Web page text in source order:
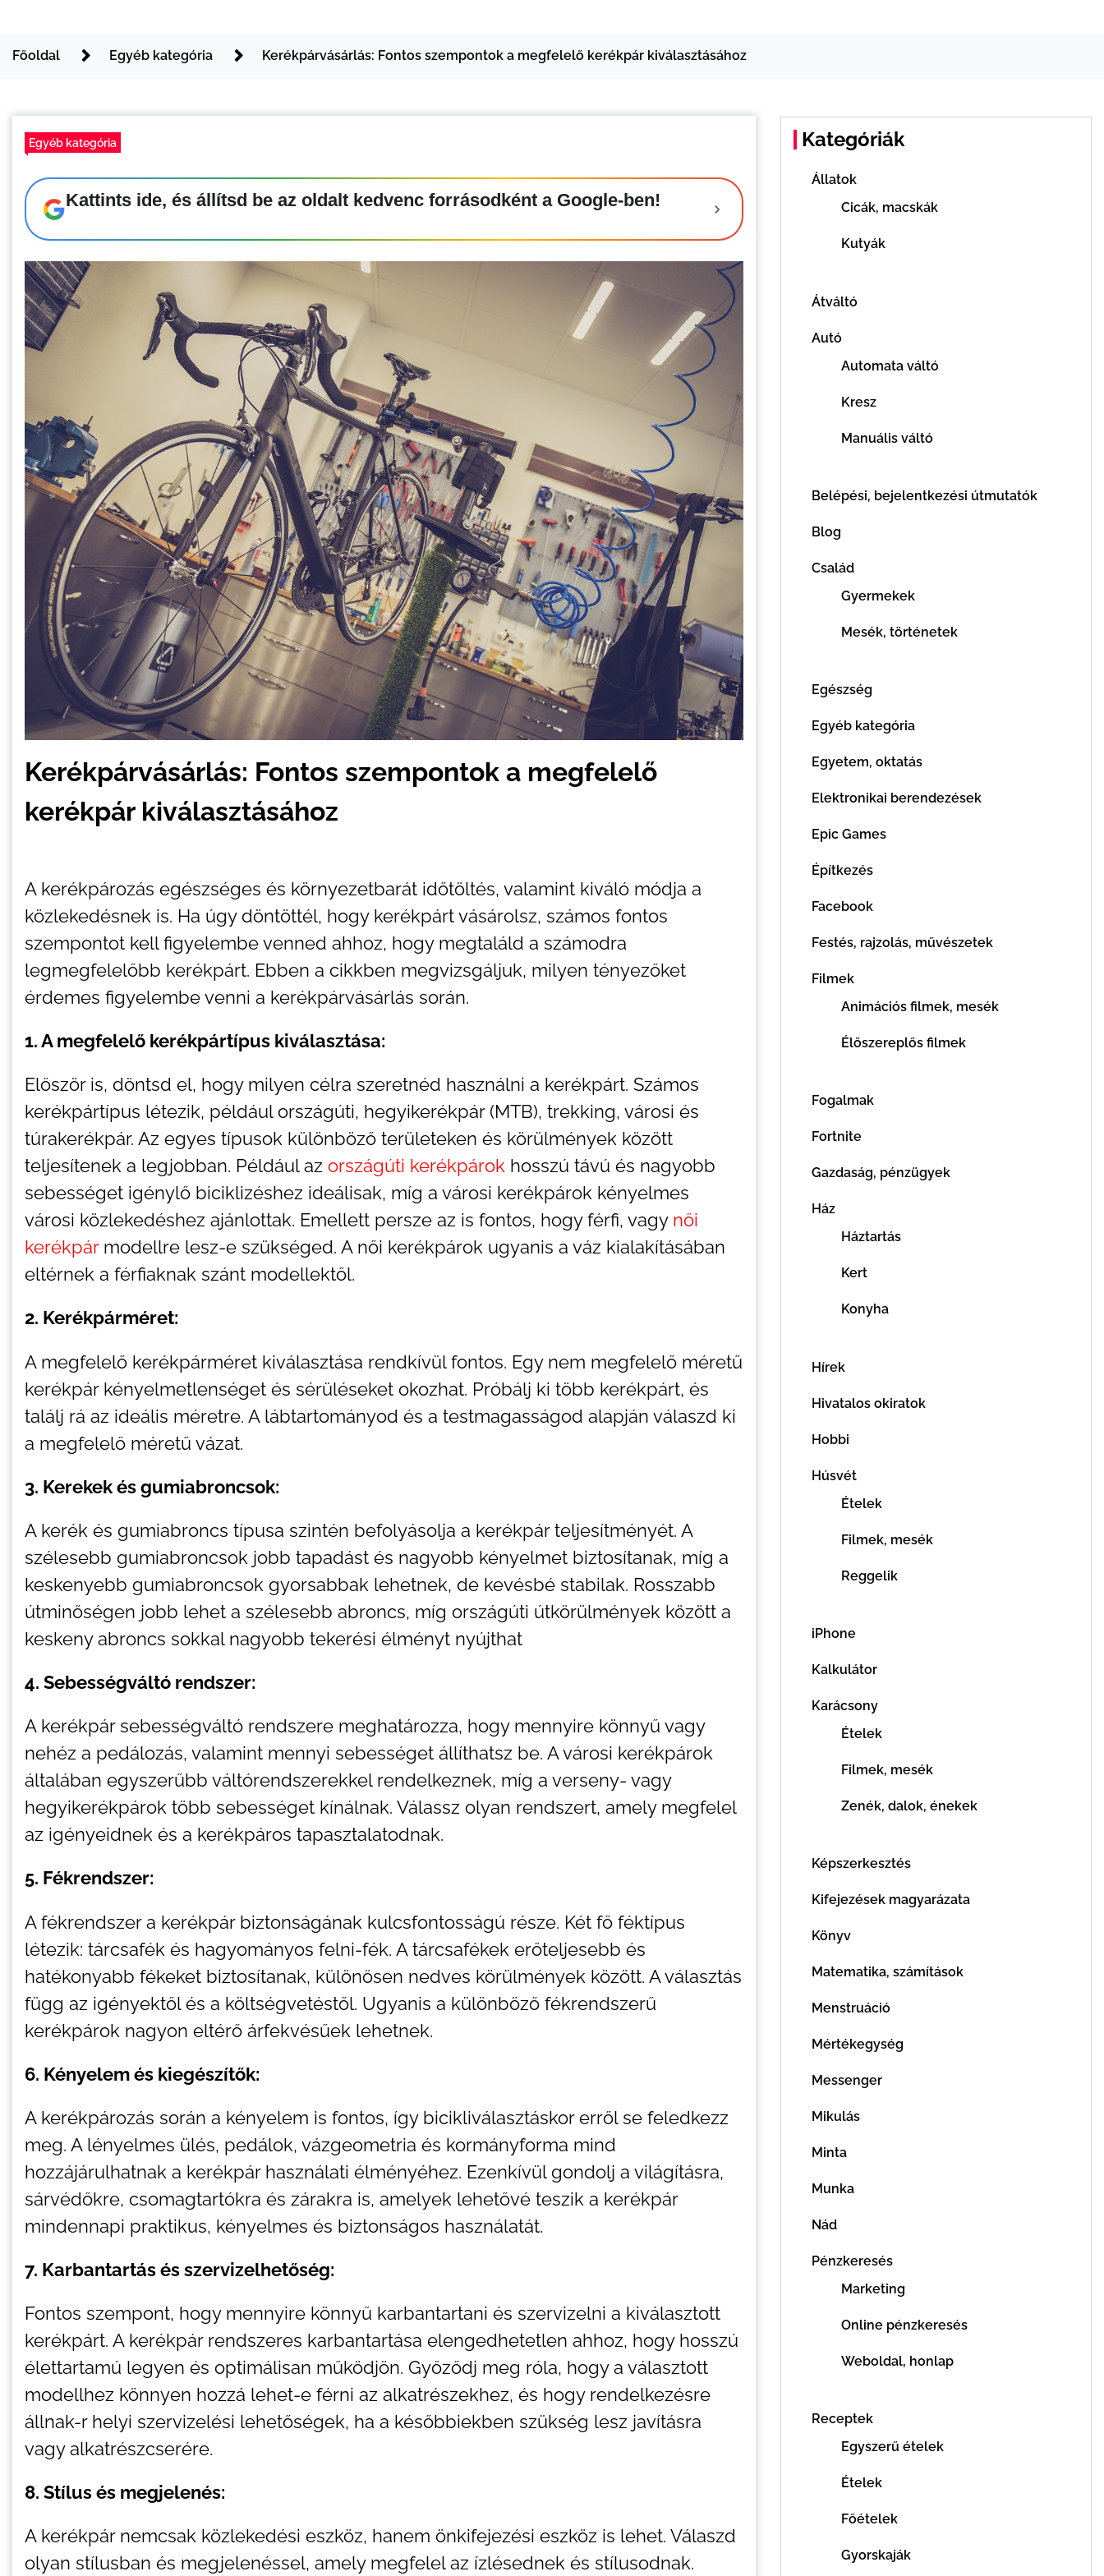
Főoldal Egyéb kategória Kerékpárvásárlás: Fontos szempontok a megfelelő kerékpár kiválasztásához
Egyéb kategória
Kattints ide, és állítsd be az oldalt kedvenc forrásodként a Google-ben!
Kerékpárvásárlás: Fontos szempontok a megfelelő
kerékpár kiválasztásához
A kerékpározás egészséges és környezetbarát időtöltés, valamint kiváló módja a
közlekedésnek is. Ha úgy döntöttél, hogy kerékpárt vásárolsz, számos fontos
szempontot kell figyelembe venned ahhoz, hogy megtaláld a számodra
legmegfelelőbb kerékpárt. Ebben a cikkben megvizsgáljuk, milyen tényezőket
érdemes figyelembe venni a kerékpárvásárlás során.
1. A megfelelő kerékpártípus kiválasztása:
Először is, döntsd el, hogy milyen célra szeretnéd használni a kerékpárt. Számos
kerékpártípus létezik, például országúti, hegyikerékpár (MTB), trekking, városi és
túrakerékpár. Az egyes típusok különböző területeken és körülmények között
teljesítenek a legjobban. Például az országúti kerékpárok hosszú távú és nagyobb
sebességet igénylő biciklizéshez ideálisak, míg a városi kerékpárok kényelmes
városi közlekedéshez ajánlottak. Emellett persze az is fontos, hogy férfi, vagy női
kerékpármodellre lesz-e szükséged. A női kerékpárok ugyanis a váz kialakításában
eltérnek a férfiaknak szánt modellektől.
2. Kerékpárméret:
A megfelelő kerékpárméret kiválasztása rendkívül fontos. Egy nem megfelelő méretű
kerékpár kényelmetlenséget és sérüléseket okozhat. Próbálj ki több kerékpárt, és
találj rá az ideális méretre. A lábtartományod és a testmagasságod alapján válaszd ki
a megfelelő méretű vázat.
3. Kerekek és gumiabroncsok:
A kerék és gumiabroncs típusa szintén befolyásolja a kerékpár teljesítményét. A
szélesebb gumiabroncsok jobb tapadást és nagyobb kényelmet biztosítanak, míg a
keskenyebb gumiabroncsok gyorsabbak lehetnek, de kevésbé stabilak. Rosszabb
útminőségen jobb lehet a szélesebb abroncs, míg országúti útkörülmények között a
keskeny abroncs sokkal nagyobb tekerési élményt nyújthat
4. Sebességváltó rendszer:
A kerékpár sebességváltó rendszere meghatározza, hogy mennyire könnyű vagy
nehéz a pedálozás, valamint mennyi sebességet állíthatsz be. A városi kerékpárok
általában egyszerűbb váltórendszerekkel rendelkeznek, míg a verseny- vagy
hegyikerékpárok több sebességet kínálnak. Válassz olyan rendszert, amely megfelel
az igényeidnek és a kerékpáros tapasztalatodnak.
5. Fékrendszer:
A fékrendszer a kerékpár biztonságának kulcsfontosságú része. Két fő féktípus
létezik: tárcsafék és hagyományos felni-fék. A tárcsafékek erőteljesebb és
hatékonyabb fékeket biztosítanak, különösen nedves körülmények között. A választás
függ az igényektől és a költségvetéstől. Ugyanis a különböző fékrendszerű
kerékpárok nagyon eltérő árfekvésűek lehetnek.
6. Kényelem és kiegészítők:
A kerékpározás során a kényelem is fontos, így bicikliválasztáskor erről se feledkezz
meg. A lényelmes ülés, pedálok, vázgeometria és kormányforma mind
hozzájárulhatnak a kerékpár használati élményéhez. Ezenkívül gondolj a világításra,
sárvédőkre, csomagtartókra és zárakra is, amelyek lehetővé teszik a kerékpár
mindennapi praktikus, kényelmes és biztonságos használatát.
7. Karbantartás és szervizelhetőség:
Fontos szempont, hogy mennyire könnyű karbantartani és szervizelni a kiválasztott
kerékpárt. A kerékpár rendszeres karbantartása elengedhetetlen ahhoz, hogy hosszú
élettartamú legyen és optimálisan működjön. Győződj meg róla, hogy a választott
modellhez könnyen hozzá lehet-e férni az alkatrészekhez, és hogy rendelkezésre
állnak-r helyi szervizelési lehetőségek, ha a későbbiekben szükség lesz javításra
vagy alkatrészcserére.
8. Stílus és megjelenés:
A kerékpár nemcsak közlekedési eszköz, hanem önkifejezési eszköz is lehet. Válaszd
olyan stílusban és megjelenéssel, amely megfelel az ízlésednek és stílusodnak.
Kategóriák
Állatok
Cicák, macskák
Kutyák
Átváltó
Autó
Automata váltó
Kresz
Manuális váltó
Belépési, bejelentkezési útmutatók
Blog
Család
Gyermekek
Mesék, történetek
Egészség
Egyéb kategória
Egyetem, oktatás
Elektronikai berendezések
Epic Games
Építkezés
Facebook
Festés, rajzolás, művészetek
Filmek
Animációs filmek, mesék
Élőszereplős filmek
Fogalmak
Fortnite
Gazdaság, pénzügyek
Ház
Háztartás
Kert
Konyha
Hírek
Hivatalos okiratok
Hobbi
Húsvét
Ételek
Filmek, mesék
Reggelik
iPhone
Kalkulátor
Karácsony
Ételek
Filmek, mesék
Zenék, dalok, énekek
Képszerkesztés
Kifejezések magyarázata
Könyv
Matematika, számítások
Menstruáció
Mértékegység
Messenger
Mikulás
Minta
Munka
Nád
Pénzkeresés
Marketing
Online pénzkeresés
Weboldal, honlap
Receptek
Egyszerű ételek
Ételek
Főételek
Gyorskaják